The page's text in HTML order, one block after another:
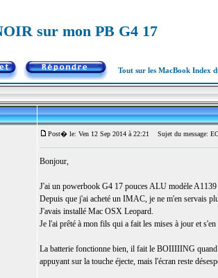
sur mon PB G4 17
Tout sur les MacBook Index
Post� le: Ven 12 Sep 2014 à 22:21 Sujet du message:
Bonjour,
J'ai un powerbook G4 17 pouces ALU modèle A1139
Depuis que j'ai acheté un IMAC, je ne m'en servais
J'avais installé Mac OSX Leopard.
Je l'ai prêté à mon fils qui a fait les mises à jour et
La batterie fonctionne bien, il fait le BOIIIIING quand
appuyant sur la touche éjecte, mais l'écran reste